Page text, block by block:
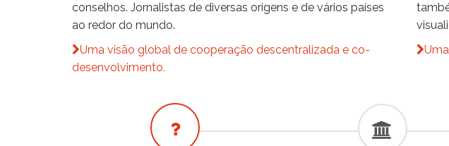
conselhos. Jornalistas de diversas origens e de vários países
ao redor do mundo.
Uma visão global de cooperação descentralizada e co-
desenvolvimento.